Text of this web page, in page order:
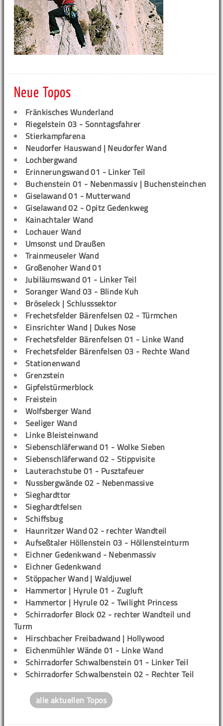
Neue Topos
Fränkisches Wunderland
Riegelstein 03 - Sonntagsfahrer
Stierkampfarena
Neudorfer Hauswand | Neudorfer Wand
Lochbergwand
Erinnerungswand 01 - Linker Teil
Buchenstein 01 - Nebenmassiv | Buchensteinchen
Giselawand 01 - Mutterwand
Giselawand 02 - Opitz Gedenkweg
Kainachtaler Wand
Lochauer Wand
Umsonst und Draußen
Trainmeuseler Wand
Großenoher Wand 01
Jubiläumswand 01 - Linker Teil
Soranger Wand 03 - Blinde Kuh
Bröseleck | Schlusssektor
Frechetsfelder Bärenfelsen 02 - Türmchen
Einsrichter Wand | Dukes Nose
Frechetsfelder Bärenfelsen 01 - Linke Wand
Frechetsfelder Bärenfelsen 03 - Rechte Wand
Stationenwand
Grenzstein
Gipfelstürmerblock
Freistein
Wolfsberger Wand
Seeliger Wand
Linke Bleisteinwand
Siebenschläferwand 01 - Wolke Sieben
Siebenschläferwand 02 - Stippvisite
Lauterachstube 01 - Pusztafeuer
Nussbergwände 02 - Nebenmassive
Sieghardttor
Sieghardtfelsen
Schiffsbug
Haunritzer Wand 02 - rechter Wandteil
Aufseßtaler Höllenstein 03 - Höllensteinturm
Eichner Gedenkwand - Nebenmassiv
Eichner Gedenkwand
Stöppacher Wand | Waldjuwel
Hammertor | Hyrule 01 - Zugluft
Hammertor | Hyrule 02 - Twilight Princess
Schirradorfer Block 02 - rechter Wandteil und
Turm
Hirschbacher Freibadwand | Hollywood
Eichenmühler Wände 01 - Linke Wand
Schirradorfer Schwalbenstein 01 - Linker Teil
Schirradorfer Schwalbenstein 02 - Rechter Teil
alle aktuellen Topos